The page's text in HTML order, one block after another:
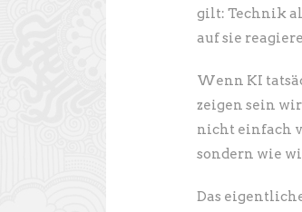
gilt: Technik
auf sie
Wenn KI
zeigen sein
nicht einfach
sondern wie
Das